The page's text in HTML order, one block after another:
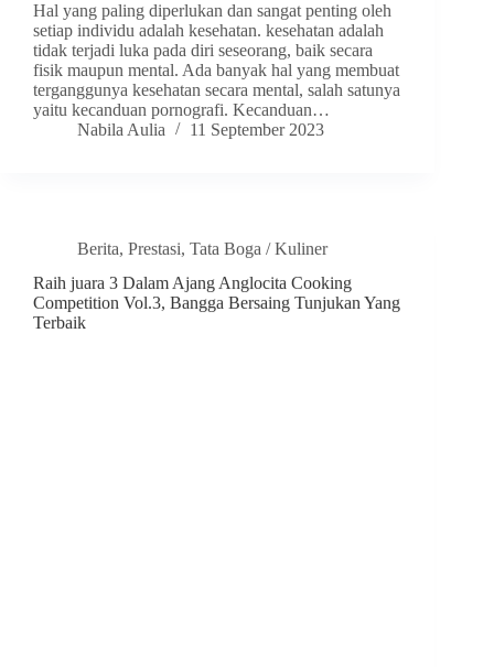
Hal yang paling diperlukan dan sangat penting oleh
setiap individu adalah kesehatan. kesehatan adalah
tidak terjadi luka pada diri seseorang, baik secara
fisik maupun mental. Ada banyak hal yang membuat
terganggunya kesehatan secara mental, salah satunya
yaitu kecanduan pornografi. Kecanduan…
Nabila Aulia
11 September 2023
Berita, Prestasi, Tata Boga / Kuliner
Raih juara 3 Dalam Ajang Anglocita Cooking
Competition Vol.3, Bangga Bersaing Tunjukan Yang
Terbaik